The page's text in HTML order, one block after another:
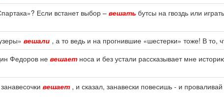
Если встанет выбор – вешать бутсы на гвоздь или
вешали , а то ведь и на прогнившие «шестерки» тоже! В то,
Федоров не вешает носа и без устали рассказывает мне
вешает , и сказал, занавески повесишь - и